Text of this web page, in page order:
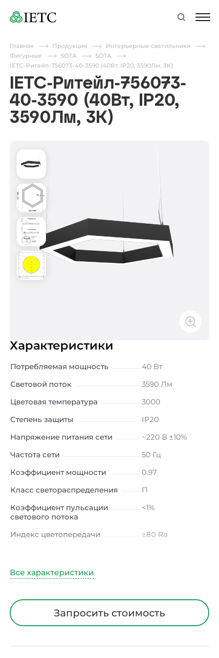
Главная Продукция
Интерьерные светильники
Фигурные
SOTA
SOTA
IETC-Ритейл-756073-40-3590 (40Вт, IP20, 3590Лм, 3К)
IETC-Ритейл-756073-
40-3590 (40Вт, IP20,
3590Лм, 3К)
Характеристики
Потребляемая мощность
40 Вт
Световой поток
3590 Лм
Цветовая температура
3000
Степень защиты
IP20
Напряжение питания сети
~220 В ±10%
Частота сети
50 Гц
Коэффициент мощности
0.97
Класс светораспределения
П
Коэффициент пульсации
светового потока
<1%
Индекс цветопередачи
≥80 Ra
Угол рассеивания
Диапазон рабочих
температурЗапросить стоимость